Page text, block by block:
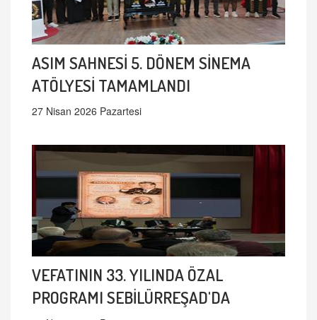
ASIM SAHNESİ 5. DÖNEM SİNEMA
ATÖLYESİ TAMAMLANDI
27 Nisan 2026 Pazartesi
VEFATININ 33. YILINDA ÖZAL
PROGRAMI SEBİLÜRREŞAD'DA